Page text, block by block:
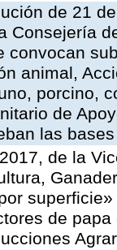
de 21
Consejería
convocan
animal,
porcino,
de
las
de la
de